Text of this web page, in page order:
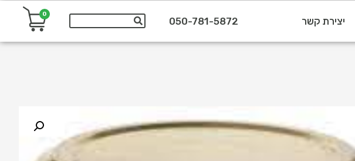
יצירת קשר 050-781-5872
0